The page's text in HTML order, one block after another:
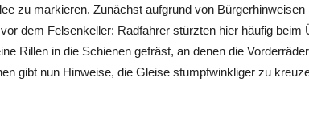
zu markieren. Zunächst aufgrund von Bürgerhinweisen
dem Felsenkeller: Radfahrer stürzten hier häufig beim
Rillen in die Schienen gefräst, an denen die
gibt nun Hinweise, die Gleise stumpfwinkliger zu